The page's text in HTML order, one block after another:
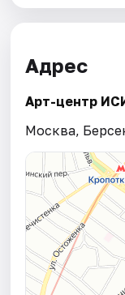
Адрес
Арт-центр
Москва,